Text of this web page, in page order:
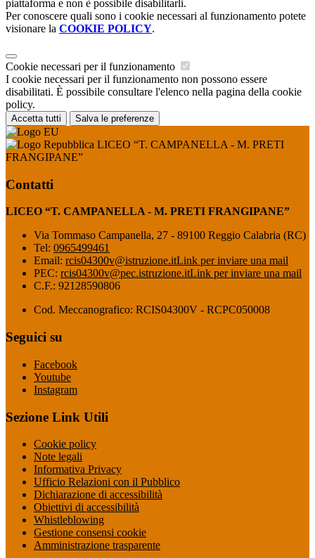
piattaforma e non è possibile disabilitarli.
Per conoscere quali sono i cookie necessari al funzionamento potete
visionare la COOKIE POLICY.
Cookie necessari per il funzionamento
I cookie necessari per il funzionamento non possono essere
disabilitati. È possibile consultare l'elenco nella pagina della cookie
policy.
Accetta tutti Salva le preferenze
LICEO “T. CAMPANELLA - M. PRETI
FRANGIPANE”
Contatti
LICEO “T. CAMPANELLA - M. PRETI FRANGIPANE”
Via Tommaso Campanella, 27 - 89100 Reggio Calabria (RC)
Tel: 0965499461
Email: rcis04300v@istruzione.itLink per inviare una mail
PEC: rcis04300v@pec.istruzione.itLink per inviare una mail
C.F.: 92128590806
Cod. Meccanografico: RCIS04300V - RCPC050008
Seguici su
Facebook
Youtube
Instagram
Sezione Link Utili
Cookie policy
Note legali
Informativa Privacy
Ufficio Relazioni con il Pubblico
Dichiarazione di accessibilità
Obiettivi di accessibilità
Whistleblowing
Gestione consensi cookie
Amministrazione trasparente